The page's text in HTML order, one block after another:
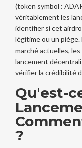
(token symbol :
véritablement les
identifier si cet
légitime ou un
marché actuelles,
lancement
vérifier la crédibilité
Qu'est-
?